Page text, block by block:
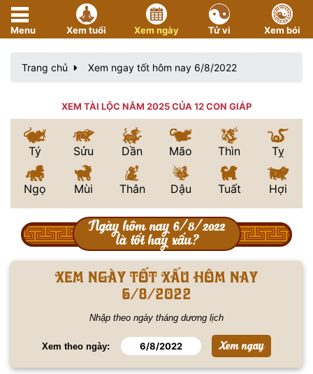
Menu Xem tuổi Xem ngày Tử vi Xem bói
Trang chủ Xem ngay tốt hôm nay 6/8/2022
XEM TÀI LỘC NĂM 2025 CỦA 12 CON GIÁP
Tý Sửu Dần Mão Thìn Tỵ
Ngọ Mùi Thân Dậu Tuất Hợi
Ngày hôm nay 6/8/2022
là tốt hay xấu?
Xem ngày tốt xấu hôm nay
6/8/2022
Nhập theo ngày tháng dương lịch
Xem theo ngày: